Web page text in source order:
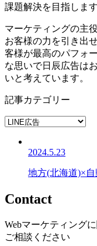
課題解決を目指します
マーケティングの主
お客様の力を引き出
客様が最高のパフォ
な思いで日辰広告は
いと考えています。
記事カテゴリー
2024.5.23
地方(北海道)×
Contact
Webマーケティング
ご相談ください